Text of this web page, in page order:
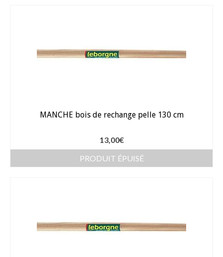
Gazon fleuri
MANCHE bois de rechange pelle 130 cm
13,00€
PRODUIT ÉPUISÉ